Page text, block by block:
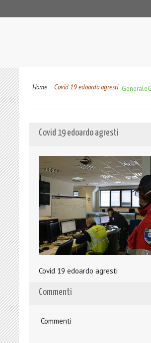
Home Generale
Covid 19 edoardo agresti
Covid 19 edoardo agresti
Covid 19 edoardo agresti
Commenti
Commenti